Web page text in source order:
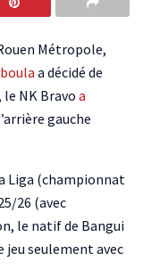
Métropole,
a décidé de
NK Bravo a
gauche
Liga (championnat
26 (avec
le natif de Bangui
jeu seulement avec